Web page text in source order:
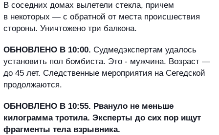
В соседних домах вылетели стекла, причем
в некоторых — с обратной от места происшествия
стороны. Уничтожено три балкона.
ОБНОВЛЕНО В 10:00. Судмедэкспертам удалось
установить пол бомбиста. Это - мужчина. Возраст —
до 45 лет. Следственные мероприятия на Сегедской
продолжаются.
ОБНОВЛЕНО В 10:55. Рвануло не меньше
килограмма тротила. Эксперты до сих пор ищут
фрагменты тела взрывника.